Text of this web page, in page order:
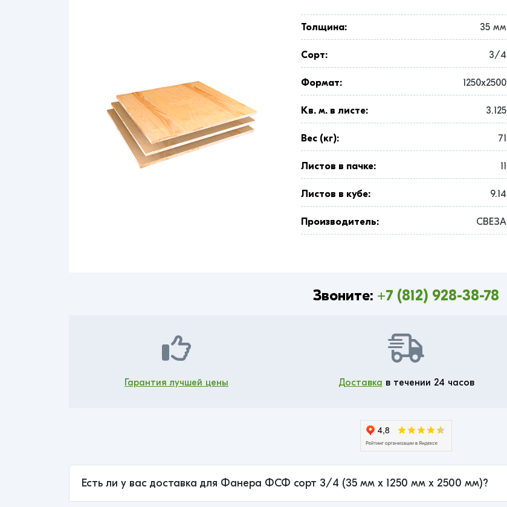
Толщина: 35 мм
Сорт: 3/4
Формат: 1250x2500
Кв. м. в листе: 3.125
Вес (кг): 71
Листов в пачке: 11
Листов в кубе: 9.14
Производитель: СВЕЗА
Звоните: +7 (812) 928-38-78
Гарантия лучшей цены Доставка в течении 24 часов
Есть ли у вас доставка для Фанера ФСФ сорт 3/4 (35 мм x 1250 мм x 2500 мм)?